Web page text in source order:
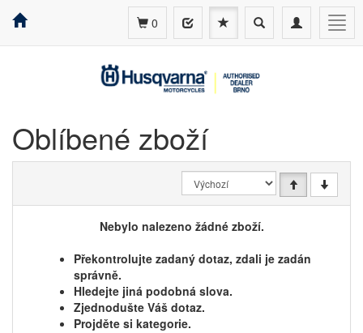
Toggle
navigation
Toggle
search
0
Oblíbené zboží
Nebylo nalezeno žádné zboží.
Překontrolujte zadaný dotaz, zdali je zadán
správně.
Hledejte jiná podobná slova.
Zjednodušte Váš dotaz.
Projděte si kategorie.